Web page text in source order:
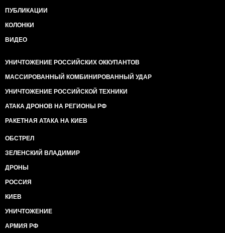
ПУБЛИКАЦИИ
КОЛОНКИ
ВИДЕО
УНИЧТОЖЕНИЕ РОССИЙСКИХ ОККУПАНТОВ
МАССИРОВАННЫЙ КОМБИНИРОВАННЫЙ УДАР
УНИЧТОЖЕНИЕ РОССИЙСКОЙ ТЕХНИКИ
АТАКА ДРОНОВ НА РЕГИОНЫ РФ
РАКЕТНАЯ АТАКА НА КИЕВ
ОБСТРЕЛ
ЗЕЛЕНСКИЙ ВЛАДИМИР
ДРОНЫ
РОССИЯ
КИЕВ
УНИЧТОЖЕНИЕ
АРМИЯ РФ